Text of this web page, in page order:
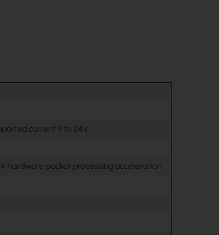
current 9 to 24V
hardware packet processing acceleration